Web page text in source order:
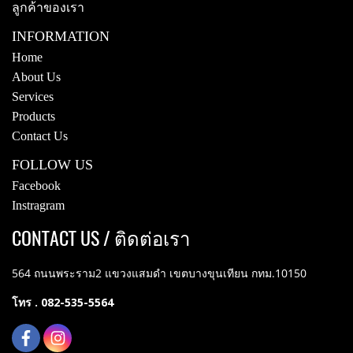
ลูกค้าของเรา
INFORMATION
Home
About Us
Services
Products
Contact Us
FOLLOW US
Facebook
Instragram
CONTACT US / ติดต่อเรา
564 ถนนพระราม2 แขวงแสมดำ เขตบางขุนเทียน กทม.10150
โทร . 082-535-5564